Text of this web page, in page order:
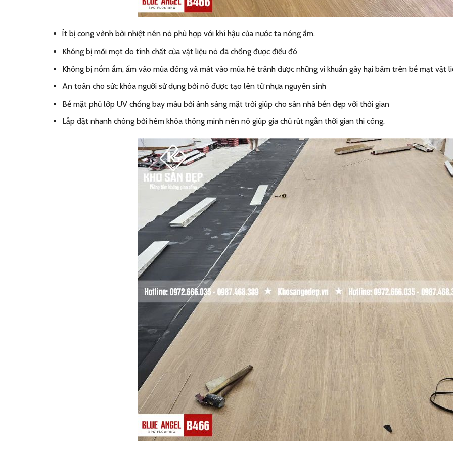
Ít bị cong vênh bởi nhiệt nên nó phù hợp với khí hậu của nước ta nóng ẩm.
Không bị mối mọt do tính chất của vật liệu nó đã chống được điều đó
Không bị nồm ẩm, ấm vào mùa đông và mát vào mùa hè tránh được những vi khuẩn gây hại bám trên bề mạt vật
An toàn cho sức khóa người sử dụng bởi nó được tạo lên từ nhựa nguyên sinh
Bề mặt phủ lớp UV chống bay màu bởi ánh sáng mặt trời giúp cho sàn nhà bền đẹp với thời gian
Lắp đặt nhanh chóng bởi hèm khóa thông minh nên nó giúp gia chủ rút ngắn thời gian thi công.